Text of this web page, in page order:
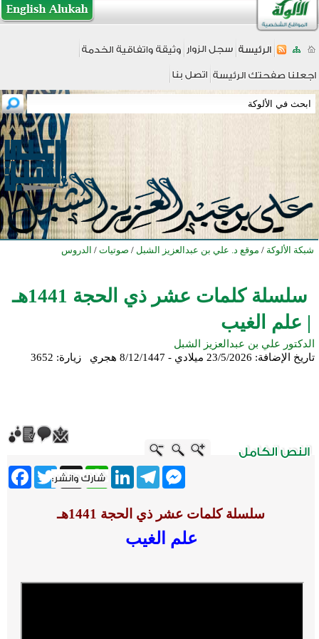
شبكة الألوكة / موقع د. علي بن عبدالعزيز الشبل / صوتيات / الدروس
سلسلة كلمات عشر ذي الحجة 1441هـ
| علم الغيب
الدكتور علي بن عبدالعزيز الشبل
تاريخ الإضافة: 23/5/2026 ميلادي - 8/12/1447 هجري زيارة: 3652
Twitter X
WhatsApp
LinkedInTelegram
Messenger
سلسلة كلمات عشر ذي الحجة 1441هـ
علم الغيب